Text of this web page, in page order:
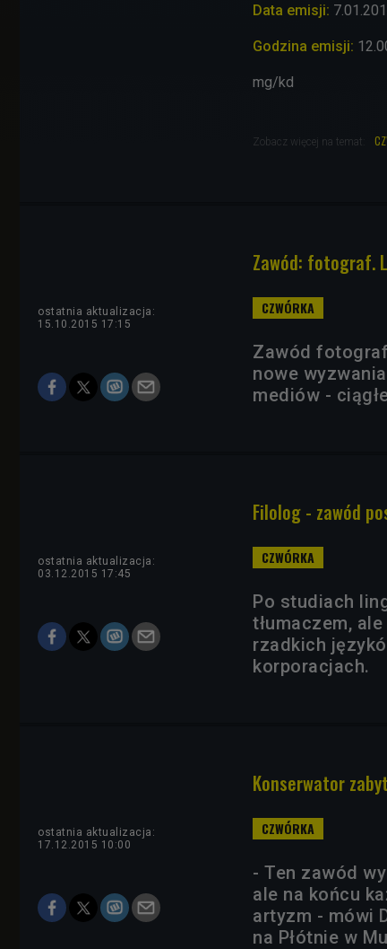
Data emisji:
Godzina emisji:
mg/kd
Zobacz więcej na temat:
Zawód: fotograf.
ostatnia aktualizacja:
15.10.2015 17:15
Zawód
nowe
mediów -
Filolog - zawód
ostatnia aktualizacja:
03.12.2015 17:45
Po studiach
tłumaczem,
rzadkich
korporacjach.
Konserwator
ostatnia aktualizacja:
17.12.2015 10:00
- Ten zawód
ale na końcu
artyzm - mówi
na Płótnie w